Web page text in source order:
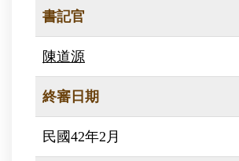
書記官
陳道源
終審日期
民國42年2月